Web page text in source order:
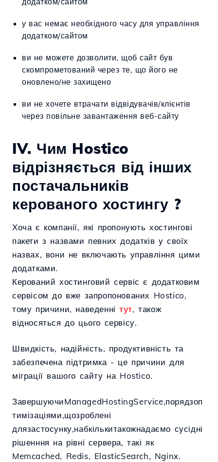
у вас немає необхідного часу для управління
додатком/сайтом
ви не можете дозволити, щоб сайт був
скомпрометований через те, що його не
оновлено/не захищено
ви не хочете втрачати відвідувачів/клієнтів
через повільне завантаження веб-сайту
IV. Чим Hostico
відрізняється від інших
постачальників
керованого хостингу ?
Хоча є компанії, які пропонують хостингові
пакети з назвами певних додатків у своїх
назвах, вони не включають управління цими
додатками.
Керований хостинговий сервіс є додатковим
сервісом до вже запропонованих Hostico,
тому причини, наведеннітут, також
відносяться до цього сервісу.
Швидкість, надійність, продуктивність та
забезпечена підтримка - це причини для
міграції вашого сайту на Hostico.
ЗавершуючиManagedHostingService,порядзоп
тимізаціями,щозроблені
длязастосунку,набкількитакожнадаємо сусідні
рішенння на рівні сервера, такі як
Memcached, Redis, ElasticSearch, Nginx.